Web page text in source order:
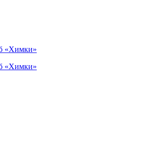
«Химки»
«Химки»